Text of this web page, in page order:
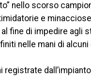
nello scorso
e
fine di impedire agli
nelle mani di
registrate